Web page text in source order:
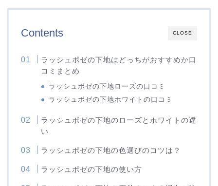
CLOSE
Contents
ラッシュポゼの下地はどっちがおすすめか口
コミまとめ
ラッシュポゼの下地ローズの口コミ
ラッシュポゼの下地ホワイトの口コミ
ラッシュポゼの下地のローズとホワイトの違
い
ラッシュポゼの下地の色選びのコツは？
ラッシュポゼの下地の使い方